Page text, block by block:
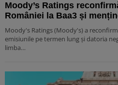
Moody’s Ratings
României la Baa3 și
Moody's Ratings (Moody's) a
emisiunile pe termen lung și datoria
limba…